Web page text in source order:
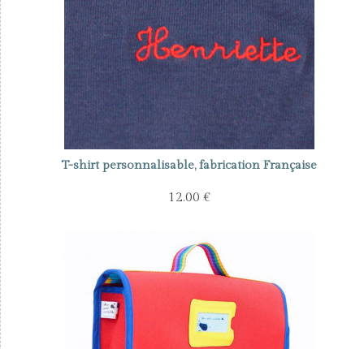
T-shirt personnalisable, fabrication Française
12.00 €